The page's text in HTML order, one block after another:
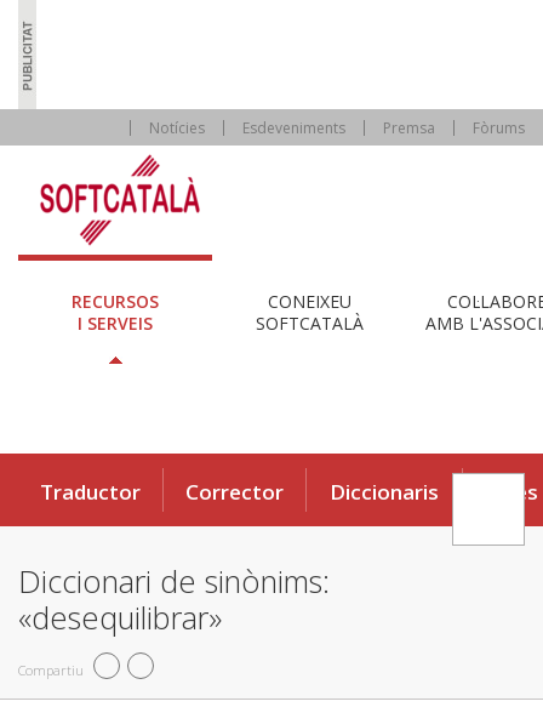
Notícies Esdeveniments Premsa Fòrums
RECURSOS
I SERVEIS
CONEIXEU
SOFTCATALÀ
AMB
Traductor Corrector Diccionaris Eines
Diccionari de sinònims:
«desequilibrar»
Compartiu